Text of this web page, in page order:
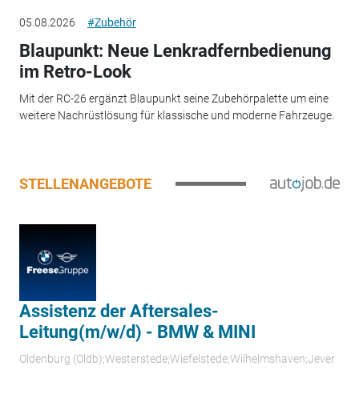
05.08.2026 #Zubehör
Blaupunkt: Neue Lenkradfernbedienung
im Retro-Look
Mit der RC-26 ergänzt Blaupunkt seine Zubehörpalette um eine
weitere Nachrüstlösung für klassische und moderne Fahrzeuge.
STELLENANGEBOTE
Assistenz der Aftersales-
Leitung(m/w/d) - BMW & MINI
Oldenburg (Oldb);Westerstede;Wiefelstede;Wilhelmshaven;Jever